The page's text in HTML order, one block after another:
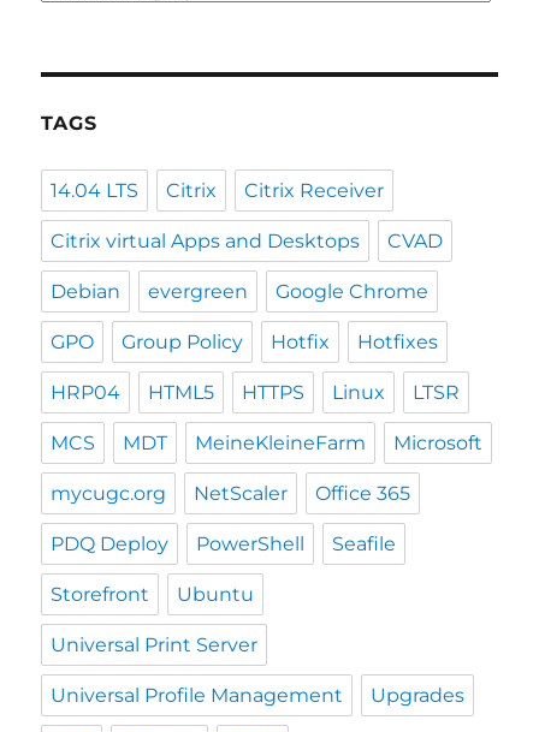
TAGS
14.04 LTS Citrix Citrix Receiver
Citrix virtual Apps and Desktops CVAD
Debian evergreen Google Chrome
GPO Group Policy Hotfix Hotfixes
HRP04 HTML5 HTTPS Linux LTSR
MCS MDT MeineKleineFarm Microsoft
mycugc.org NetScaler Office 365
PDQ Deploy PowerShell Seafile
Storefront Ubuntu
Universal Print Server
Universal Profile Management Upgrades